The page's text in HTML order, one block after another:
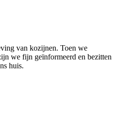
van kozijnen. Toen we
we fijn geïnformeerd en bezitten
huis.